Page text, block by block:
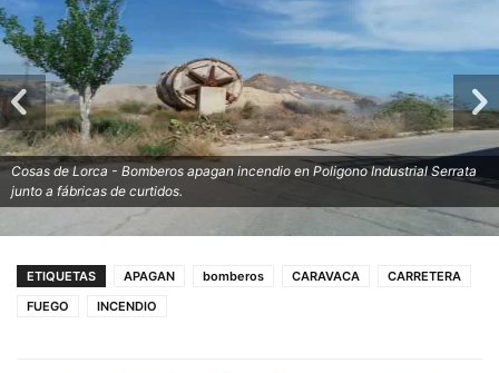
Cosas de Lorca - Bomberos apagan incendio en Poligono Industrial Serrata
junto a fábricas de curtidos.
ETIQUETAS APAGAN bomberos CARAVACA
CARRETERA
FUEGO
INCENDIO